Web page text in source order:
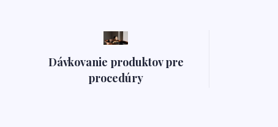
Dávkovanie produktov pre
procedúry